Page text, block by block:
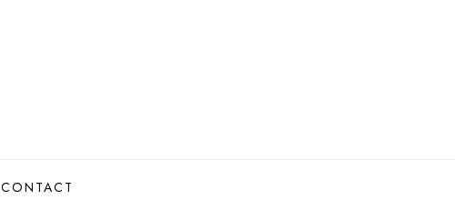
CONTACT